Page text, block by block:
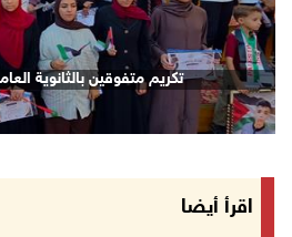
07/آب/2026 09:06 ص
مستعمرون بحماية قوات الاحتلال
07/آب/2026 08:39 ص
الاحتلال يقتحم بلدة طمون جنوب
محافظة القدس: انسحاب قوات
تكريم متفوقين بالثانوية
اقرأ أيضا